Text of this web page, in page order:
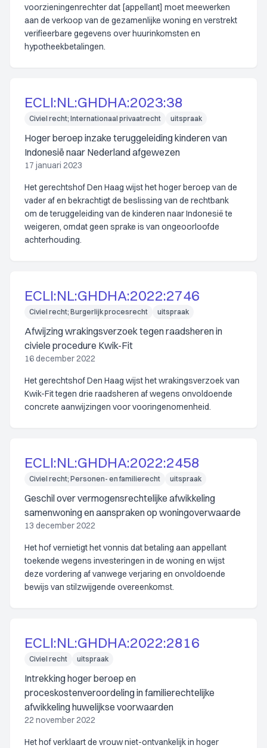
voorzieningenrechter dat [appellant] moet meewerken
aan de verkoop van de gezamenlijke woning en verstrekt
verifieerbare gegevens over huurinkomsten en
hypotheekbetalingen.
ECLI:NL:GHDHA:2023:38
Civiel recht; Internationaal privaatrecht uitspraak
Hoger beroep inzake teruggeleiding kinderen van
Indonesië naar Nederland afgewezen
17 januari 2023
Het gerechtshof Den Haag wijst het hoger beroep van de
vader af en bekrachtigt de beslissing van de rechtbank
om de teruggeleiding van de kinderen naar Indonesië te
weigeren, omdat geen sprake is van ongeoorloofde
achterhouding.
ECLI:NL:GHDHA:2022:2746
Civiel recht; Burgerlijk procesrecht uitspraak
Afwijzing wrakingsverzoek tegen raadsheren in
civiele procedure Kwik-Fit
16 december 2022
Het gerechtshof Den Haag wijst het wrakingsverzoek van
Kwik-Fit tegen drie raadsheren af wegens onvoldoende
concrete aanwijzingen voor vooringenomenheid.
ECLI:NL:GHDHA:2022:2458
Civiel recht; Personen- en familierecht uitspraak
Geschil over vermogensrechtelijke afwikkeling
samenwoning en aanspraken op woningoverwaarde
13 december 2022
Het hof vernietigt het vonnis dat betaling aan appellant
toekende wegens investeringen in de woning en wijst
deze vordering af vanwege verjaring en onvoldoende
bewijs van stilzwijgende overeenkomst.
ECLI:NL:GHDHA:2022:2816
Civiel recht uitspraak
Intrekking hoger beroep en
proceskostenveroordeling in familierechtelijke
afwikkeling huwelijkse voorwaarden
22 november 2022
Het hof verklaart de vrouw niet-ontvankelijk in hoger